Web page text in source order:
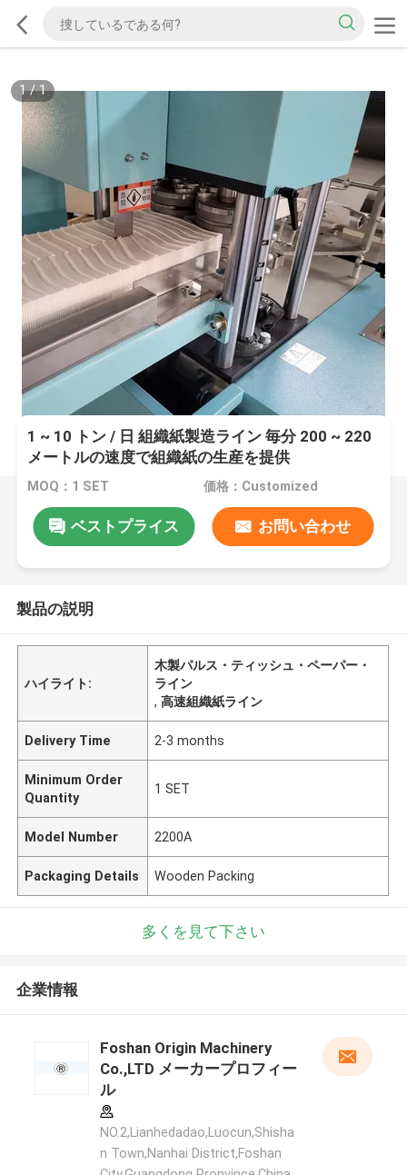
1/1
1 ~ 10 トン / 日 組織紙製造ライン 毎分 200 ~ 220
メートルの速度で組織紙の生産を提供
MOQ：1 SET 価格：Customized
ベストプライス お問い合わせ
製品の説明
ハイライト:
木製パルス・ティッシュ・ペーパー・
ライン
,高速組織紙ライン
Delivery Time 2-3 months
Minimum Order
Quantity
1 SET
Model Number 2200A
Packaging Details Wooden Packing
多くを見て下さい
企業情報
Foshan Origin Machinery
Co.,LTD メーカープロフィー
ル
NO.2,Lianhedadao,Luocun,Shisha
n Town,Nanhai District,Foshan